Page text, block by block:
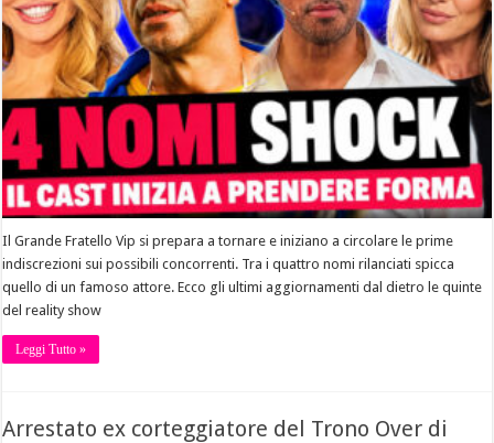
Il Grande Fratello Vip si prepara a tornare e iniziano a circolare le prime
indiscrezioni sui possibili concorrenti. Tra i quattro nomi rilanciati spicca
quello di un famoso attore. Ecco gli ultimi aggiornamenti dal dietro le quinte
del reality show
Leggi Tutto »
Arrestato ex corteggiatore del Trono Over di